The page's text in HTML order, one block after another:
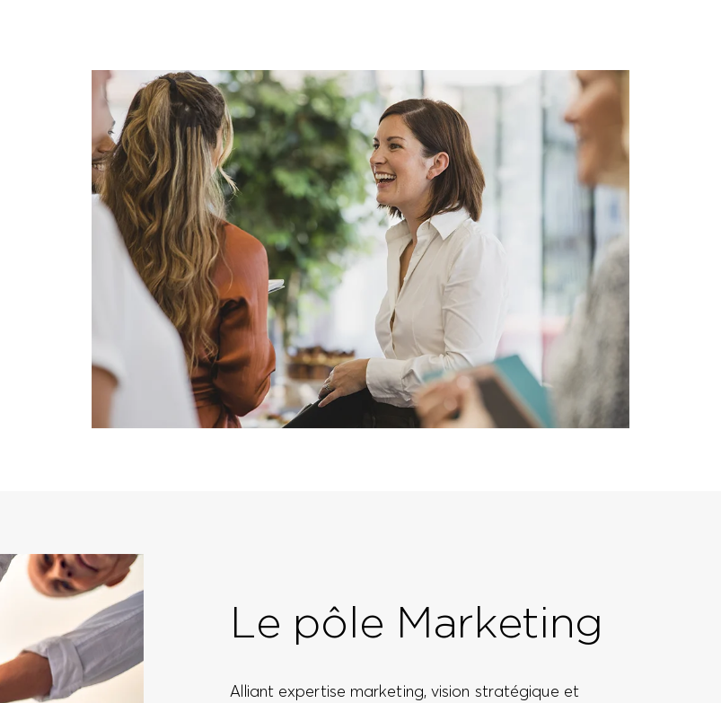
Le pôle Marketing
Alliant expertise marketing, vision stratégique et